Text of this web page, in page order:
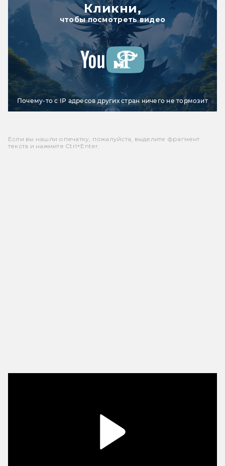
Кликни,
чтобы посмотреть видео
Почему-то с IP адресов других стран ничего не тормозит
Если вы нашли опечатку, пожалуйста, выделите фрагмент
текста и нажмите Ctrl+Enter.